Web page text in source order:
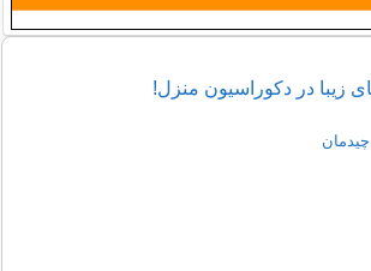
زیبا در دکوراسیون منزل!